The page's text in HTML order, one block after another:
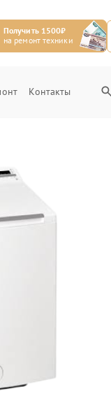
Получить 1500₽
на ремонт техники
Контакты